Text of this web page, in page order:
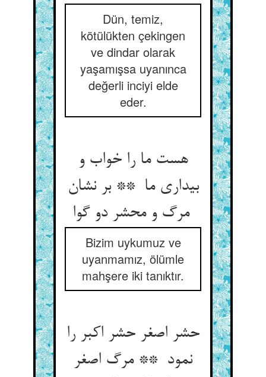
Dün, temiz,
kötülükten çekingen
ve dindar olarak
yaşamışsa uyanınca
değerli inciyi elde
eder.
هست ما را خواب و
بیداری ما ** بر نشان
مرگ و محشر دو گوا
Bizim uykumuz ve
uyanmamız, ölümle
mahşere iki tanıktır.
حشر اصغر حشر اکبر را
نمود ** مرگ اصغر